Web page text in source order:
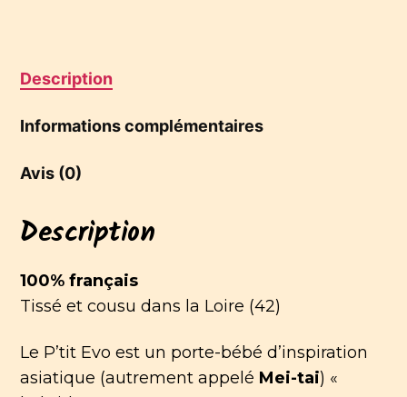
Description
Informations complémentaires
Avis (0)
Description
100% français
Tissé et cousu dans la Loire (42)
Le P’tit Evo est un porte-bébé d’inspiration
asiatique (autrement appelé Mei-tai) «